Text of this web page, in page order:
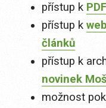
přístup k
přístup k
článků
přístup k
novinek
možnost